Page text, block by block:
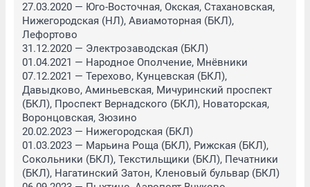
27.03.2020 — Юго-Восточная, Окская, Стахановская,
Нижегородская (НЛ), Авиамоторная (БКЛ),
Лефортово
31.12.2020 — Электрозаводская (БКЛ)
01.04.2021 — Народное Ополчение, Мнёвники
07.12.2021 — Терехово, Кунцевская (БКЛ),
Давыдково, Аминьевская, Мичуринский проспект
(БКЛ), Проспект Вернадского (БКЛ), Новаторская,
Воронцовская, Зюзино
20.02.2023 — Нижегородская (БКЛ)
01.03.2023 — Марьина Роща (БКЛ), Рижская (БКЛ),
Сокольники (БКЛ), Текстильщики (БКЛ), Печатники
(БКЛ), Нагатинский Затон, Кленовый бульвар (БКЛ)